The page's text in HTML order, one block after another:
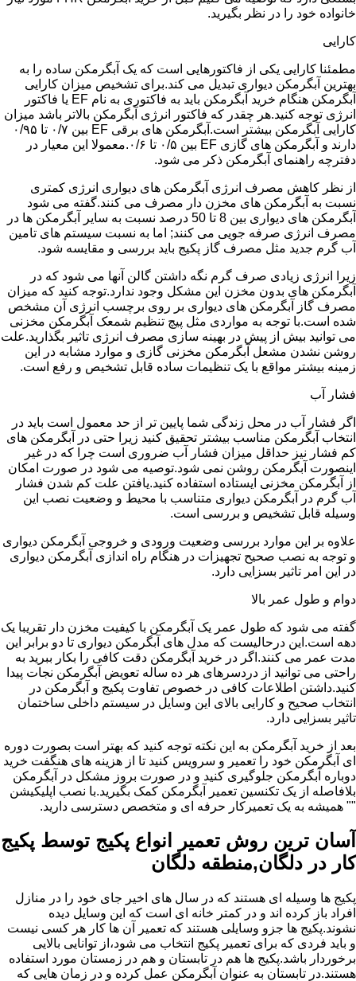
خانواده خود را در نظر بگیرید.
کارایی
مطمئنا کارایی یکی از فاکتورهایی است که یک آبگرمکن ساده را به
بهترین آبگرمکن دیواری تبدیل می کند.برای تشخیص میزان کارایی
آبگرمکن هنگام خرید آبگرمکن باید به فاکتوری به نام EF یا فاکتور
انرژی توجه کنید.هر چقدر که فاکتور انرژی آبگرمکن بالاتر باشد میزان
کارایی آبگرمکن بیشتر است.آبگرمکن های برقی EF بین ۰/۷ تا ۰/۹۵
دارند و آبگرمکن های گازی EF بین ۰/۵ تا ۰/۶.معمولا این معیار در
دفترچه راهنمای آبگرمکن ذکر می شود.
از نظر کاهش مصرف انرژی آبگرمکن های دیواری انرژی کمتری
نسبت به آبگرمکن های مخزن دار مصرف می کنند.گفته می شود
آبگرمکن های دیواری بین 8 تا 50 درصد نسبت به سایر آبگرمکن ها در
مصرف انرژی صرفه جویی می کنند; اما به نسبت سیستم های تامین
آب گرم جدید مثل مصرف گاز پکیج باید بررسی و مقایسه شود.
زیرا انرژی زیادی صرف گرم نگه داشتن گالن آنها می شود که در
آبگرمکن های بدون مخزن این مشکل وجود ندارد.توجه کنید که میزان
مصرف گاز آبگرمکن های دیواری بر روی برچسب انرژی آن مشخص
شده است.با توجه به مواردی مثل پیچ تنظیم شمعک آبگرمکن مخزنی
می توانید بیش از پیش در بهینه سازی مصرف انرژی تاثیر بگذارید.علت
روشن نشدن مشعل آبگرمکن مخزنی گازی و موارد مشابه در این
زمینه بیشتر مواقع با یک تنظیمات ساده قابل تشخیص و رفع است.
فشار آب
اگر فشار آب در محل زندگی شما پایین تر از حد معمول است باید در
انتخاب آبگرمکن مناسب بیشتر تحقیق کنید زیرا حتی در آبگرمکن های
کم فشار نیز حداقل میزان فشار آب ضروری است چرا که در غیر
اینصورت آبگرمکن روشن نمی شود.توصیه می شود در صورت امکان
از آبگرمکن مخزنی ایستاده استفاده کنید.یافتن علت کم شدن فشار
آب گرم در آبگرمکن دیواری متناسب با محیط و وضعیت نصب این
وسیله قابل تشخیص و بررسی است.
علاوه بر این موارد بررسی وضعیت ورودی و خروجی آبگرمکن دیواری
و توجه به نصب صحیح تجهیزات در هنگام راه اندازی آبگرمکن دیواری
در این امر تاثیر بسزایی دارد.
دوام و طول عمر بالا
گفته می شود که طول عمر یک آبگرمکن با کیفیت مخزن دار تقریبا یک
دهه است.این درحالیست که مدل های آبگرمکن دیواری تا دو برابر این
مدت عمر می کنند.اگر در خرید آبگرمکن دقت کافی را بکار ببرید به
راحتی می توانید از دردسرهای هر ده ساله تعویض آبگرمکن نجات پیدا
کنید.داشتن اطلاعات کافی در خصوص تفاوت پکیج و آبگرمکن در
انتخاب صحیح و کارایی بالای این وسایل در سیستم داخلی ساختمان
تاثیر بسزایی دارد.
بعد از خرید آبگرمکن به این نکته توجه کنید که بهتر است بصورت دوره
ای آبگرمکن خود را تعمیر و سرویس کنید تا از هزینه های هنگفت خرید
دوباره آبگرمکن جلوگیری کنید و در صورت بروز مشکل در آبگرمکن
بلافاصله از یک تکنسین تعمیر آبگرمکن کمک بگیرید.با نصب اپلیکیشن
"" همیشه به یک تعمیرکار حرفه ای و متخصص دسترسی دارید.
آسان ترین روش تعمیر انواع پکیج توسط پکیج
کار در دلگان,منطقه دلگان
پکیج ها وسیله ای هستند که در سال های اخیر جای خود را در منازل
افراد باز کرده اند و در کمتر خانه ای است که این وسایل دیده
نشوند.پکیج ها جزو وسایلی هستند که تعمیر آن ها کار هر کسی نیست
و باید فردی که برای تعمیر پکیج انتخاب می شود،از توانایی بالایی
برخوردار باشد.پکیج ها هم در تابستان و هم در زمستان مورد استفاده
هستند.در تابستان به عنوان آبگرمکن عمل کرده و در زمان هایی که